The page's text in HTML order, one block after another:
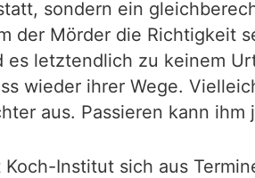
sondern ein
der Mörder die Richtigkeit
es letztendlich zu keinem
wieder ihrer Wege.
aus. Passieren kann ihm
Institut sich aus